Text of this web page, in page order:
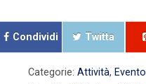
Condividi Twitta
Categorie: Attività, Evento